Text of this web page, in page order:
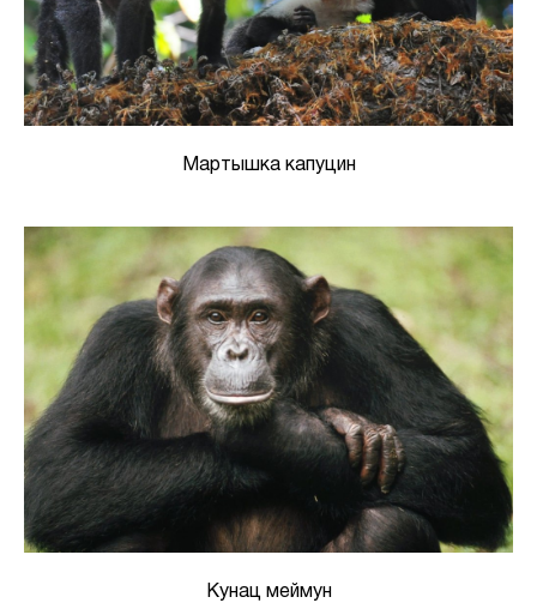
Мартышка капуцин
Кунац меймун